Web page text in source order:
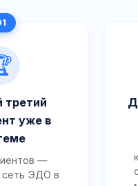
уже в
—
сеть ЭДО в